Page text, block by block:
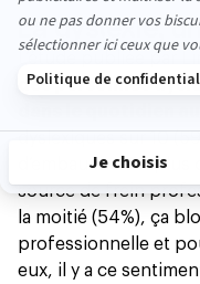
La dyslexie,
L’étude publiée par
des personnes
dyslexiques sur 10
d’embauche. En
source de frein
la moitié (54%), ça
professionnelle et
eux, il y a ce